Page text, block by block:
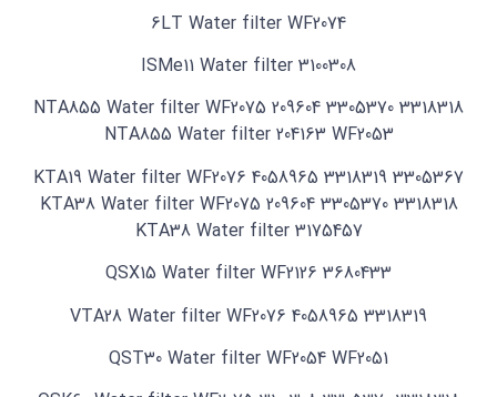
6LT Water filter WF2074
ISMe11 Water filter 3100308
NTA855 Water filter WF2075 209604 3305370 3318318
NTA855 Water filter 204163 WF2053
KTA19 Water filter WF2076 4058965 3318319 3305367
KTA38 Water filter WF2075 209604 3305370 3318318
KTA38 Water filter 3175457
QSX15 Water filter WF2126 3680433
VTA28 Water filter WF2076 4058965 3318319
QST30 Water filter WF2054 WF2051